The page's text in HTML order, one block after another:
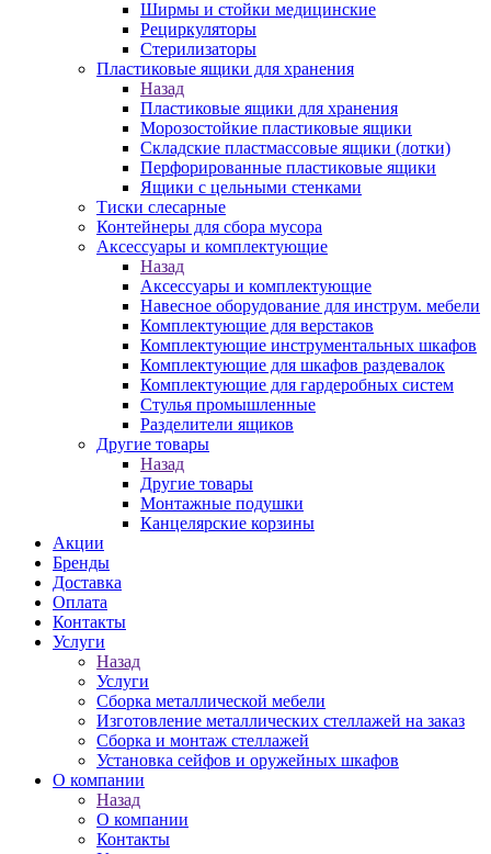
Ширмы и стойки медицинские
Рециркуляторы
Стерилизаторы
Пластиковые ящики для хранения
Назад
Пластиковые ящики для хранения
Морозостойкие пластиковые ящики
Складские пластмассовые ящики (лотки)
Перфорированные пластиковые ящики
Ящики с цельными стенками
Тиски слесарные
Контейнеры для сбора мусора
Аксессуары и комплектующие
Назад
Аксессуары и комплектующие
Навесное оборудование для инструм. мебели
Комплектующие для верстаков
Комплектующие инструментальных шкафов
Комплектующие для шкафов раздевалок
Комплектующие для гардеробных систем
Стулья промышленные
Разделители ящиков
Другие товары
Назад
Другие товары
Монтажные подушки
Канцелярские корзины
Акции
Бренды
Доставка
Оплата
Контакты
Услуги
Назад
Услуги
Сборка металлической мебели
Изготовление металлических стеллажей на заказ
Сборка и монтаж стеллажей
Установка сейфов и оружейных шкафов
О компании
Назад
О компании
Контакты